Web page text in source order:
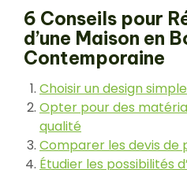
6 Conseils pour
d’une Maison en
Contemporaine
Choisir un design
Opter pour des
qualité
Comparer les devis de
Étudier les possibilités